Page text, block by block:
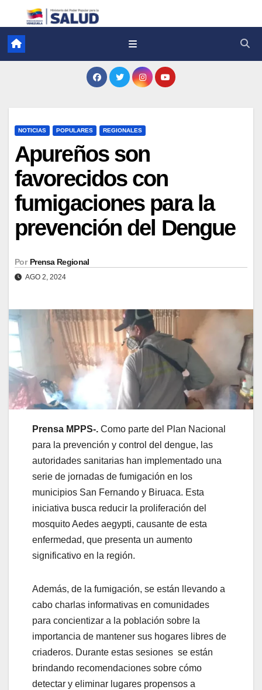
NOTICIAS POPULARES REGIONALES
Apureños son
favorecidos con
fumigaciones para la
prevención del Dengue
Por Prensa Regional
AGO 2, 2024
Prensa MPPS-. Como parte del Plan Nacional
para la prevención y control del dengue, las
autoridades sanitarias han implementado una
serie de jornadas de fumigación en los
municipios San Fernando y Biruaca. Esta
iniciativa busca reducir la proliferación del
mosquito Aedes aegypti, causante de esta
enfermedad, que presenta un aumento
significativo en la región.
Además, de la fumigación, se están llevando a
cabo charlas informativas en comunidades
para concientizar a la población sobre la
importancia de mantener sus hogares libres de
criaderos. Durante estas sesiones se están
brindando recomendaciones sobre cómo
detectar y eliminar lugares propensos a